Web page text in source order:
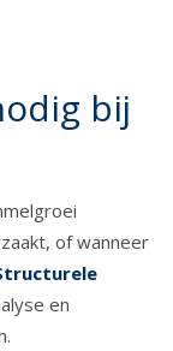
bij
of wanneer
en